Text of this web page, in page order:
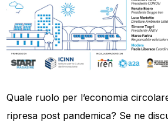
Quale ruolo per l’economia
ripresa post pandemica? Se ne